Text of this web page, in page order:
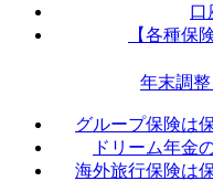
口
【各種保
年末調
グループ保険は
ドリーム年金
海外旅行保険は